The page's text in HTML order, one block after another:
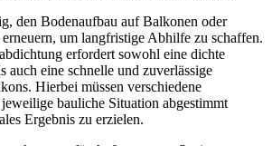
den Bodenaufbau auf Balkonen oder
um langfristige Abhilfe zu schaffen.
erfordert sowohl eine dichte
auch eine schnelle und zuverlässige
Hierbei müssen verschiedene
bauliche Situation abgestimmt
Ergebnis zu erzielen.